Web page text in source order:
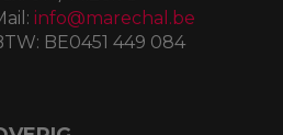
info@marechal.be
BE0451 449 084